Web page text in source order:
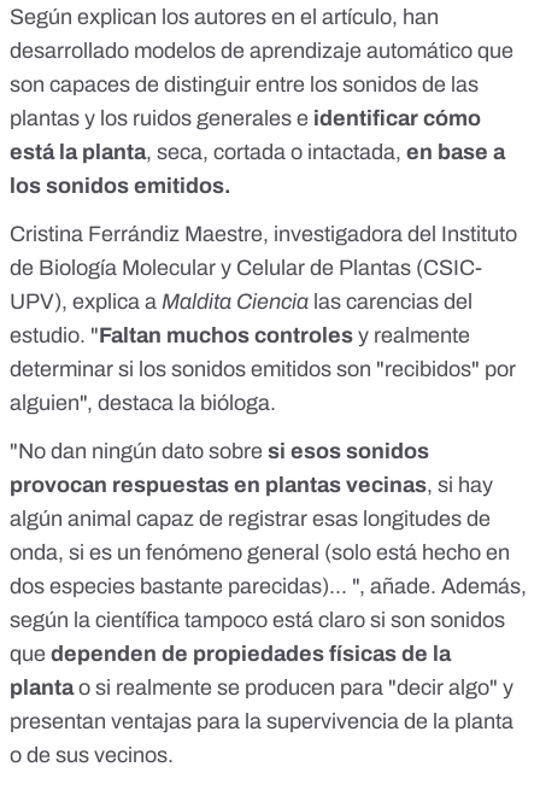
Según explican los autores en el artículo, han
desarrollado modelos de aprendizaje automático que
son capaces de distinguir entre los sonidos de las
plantas y los ruidos generales e identificar cómo
está la planta, seca, cortada o intactada, en base a
los sonidos emitidos.
Cristina Ferrándiz Maestre, investigadora del Instituto
de Biología Molecular y Celular de Plantas (CSIC-
UPV), explica a Maldita Ciencia las carencias del
estudio. "Faltan muchos controles y realmente
determinar si los sonidos emitidos son "recibidos" por
alguien", destaca la bióloga.
"No dan ningún dato sobre si esos sonidos
provocan respuestas en plantas vecinas, si hay
algún animal capaz de registrar esas longitudes de
onda, si es un fenómeno general (solo está hecho en
dos especies bastante parecidas)... ", añade. Además,
según la científica tampoco está claro si son sonidos
que dependen de propiedades físicas de la
plantao si realmente se producen para "decir algo" y
presentan ventajas para la supervivencia de la planta
o de sus vecinos.